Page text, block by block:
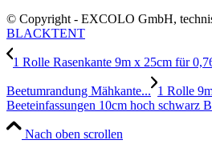
© Copyright - EXCOLO GmbH,
BLACKTENT
1 Rolle Rasenkante 9m x 25cm für
Beetumrandung Mähkante... 1 Rolle
Beeteinfassungen 10cm hoch schwarz
Nach oben scrollen